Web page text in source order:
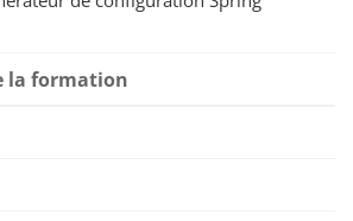
la formation